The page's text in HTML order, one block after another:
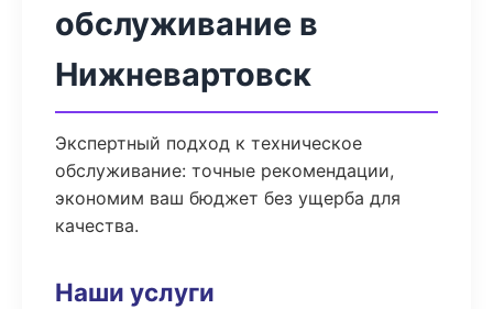
обслуживание в
Нижневартовск
Экспертный подход к техническое
обслуживание: точные рекомендации,
экономим ваш бюджет без ущерба для
качества.
Наши услуги